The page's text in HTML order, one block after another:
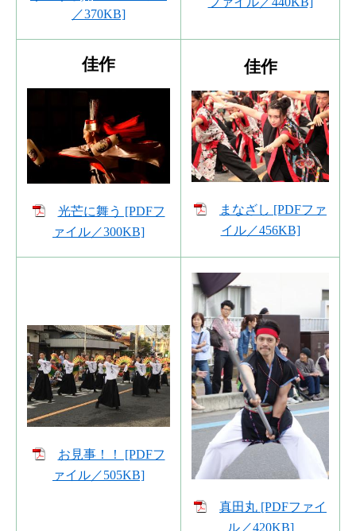
／370KB]
佳作
光芒に舞う [PDFフ
ァイル／300KB]
佳作
まなざし [PDFファ
イル／456KB]
お見事！！ [PDFフ
ァイル／505KB]
真田丸 [PDFファイ
ル／420KB]